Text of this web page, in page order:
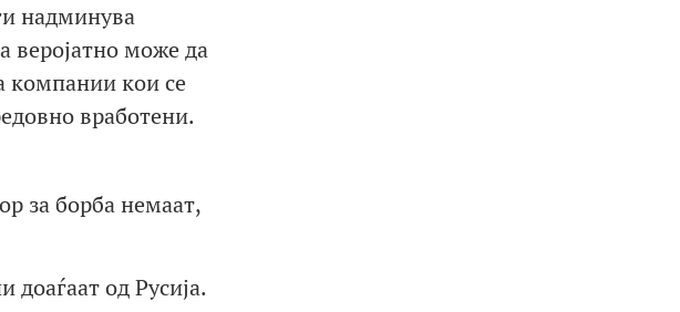
надминува
веројатно може да
компании кои се
вработени.
за борба немаат,
доаѓаат од Русија.